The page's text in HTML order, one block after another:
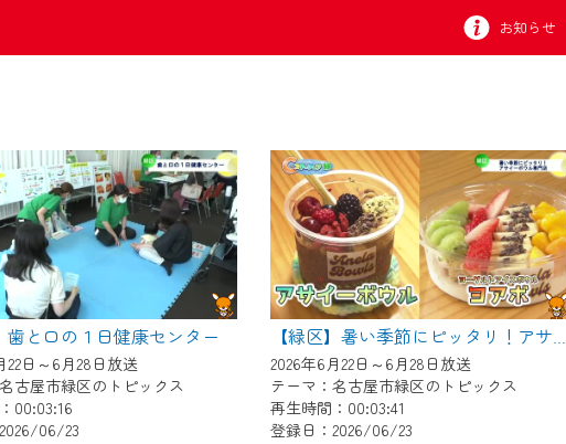
お知らせ
歯と口の１日健康センター
22日～6月28日放送
古屋市緑区のトピックス
00:03:16
06/23
【緑区】暑い季節にピッタリ！アサイーボウル専門店
2026年6月22日～6月28日放送
テーマ：名古屋市緑区のトピックス
再生時間：00:03:41
登録日：2026/06/23
お知らせ
』は2024年9月24日からリニューアルします！
地域の動画コンテンツが一目瞭然。
いつでも・どこでも・外出先でも！
域情報番組をご視聴いただけます！